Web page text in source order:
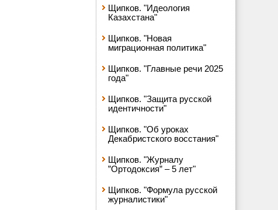
Щипков. "Идеология
Казахстана"
Щипков. "Новая
миграционная политика"
Щипков. "Главные речи 2025
года"
Щипков. "Защита русской
идентичности"
Щипков. "Об уроках
Декабристского восстания"
Щипков. "Журналу
”Ортодоксия” – 5 лет"
Щипков. "Формула русской
журналистики"